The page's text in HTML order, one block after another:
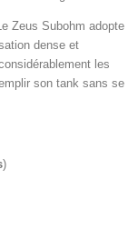
Zeus Subohm adopte
dense et
les
son tank sans se
)